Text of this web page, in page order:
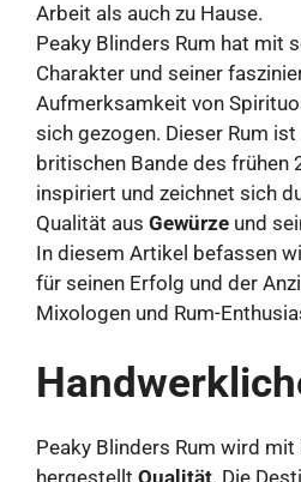
Peaky Blinders Rum hat mit
Charakter und seiner
Aufmerksamkeit von
sich gezogen. Dieser Rum
britischen Bande des frühen
inspiriert und zeichnet sich
Qualität aus Gewürze und
In diesem Artikel befassen
für seinen Erfolg und der
Mixologen und Rum-
Peaky Blinders Rum wird